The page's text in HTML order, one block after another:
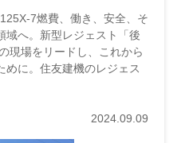
7燃費、働き、安全、そ
域へ。新型レジェスト「後
現場をリードし、これから
めに。住友建機のレジェス
2024.09.09